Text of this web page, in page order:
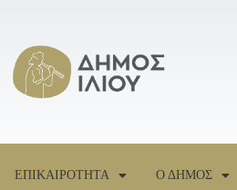
ΕΠΙΚΑΙΡΟΤΗΤΑ Ο ΔΗΜΟΣ